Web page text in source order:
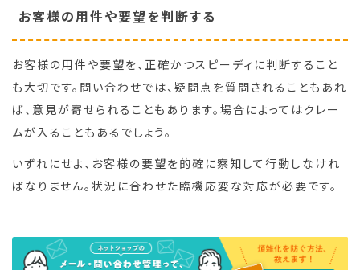
お客様の用件や要望を判断する
お客様の用件や要望を、正確かつスピーディに判断すること
も大切です。問い合わせでは、疑問点を質問されることもあれ
ば、意見が寄せられることもあります。場合によってはクレー
ムが入ることもあるでしょう。
いずれにせよ、お客様の要望を的確に察知して行動しなけれ
ばなりません。状況に合わせた臨機応変な対応が必要です。